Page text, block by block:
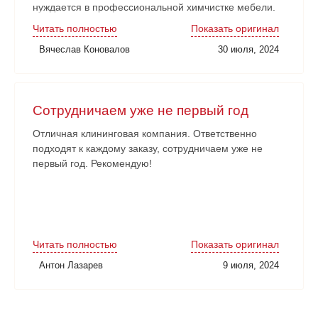
нуждается в профессиональной химчистке мебели.
Читать полностью
Показать оригинал
Вячеслав Коновалов 30 июля, 2024
Сотрудничаем уже не первый год
Отличная клининговая компания. Ответственно
подходят к каждому заказу, сотрудничаем уже не
первый год. Рекомендую!
Читать полностью Показать оригинал
Антон Лазарев 9 июля, 2024